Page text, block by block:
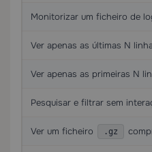
Monitorizar um ficheiro de
Ver apenas as últimas N
Ver apenas as primeiras N
Pesquisar e filtrar sem
Ver um ficheiro .gz